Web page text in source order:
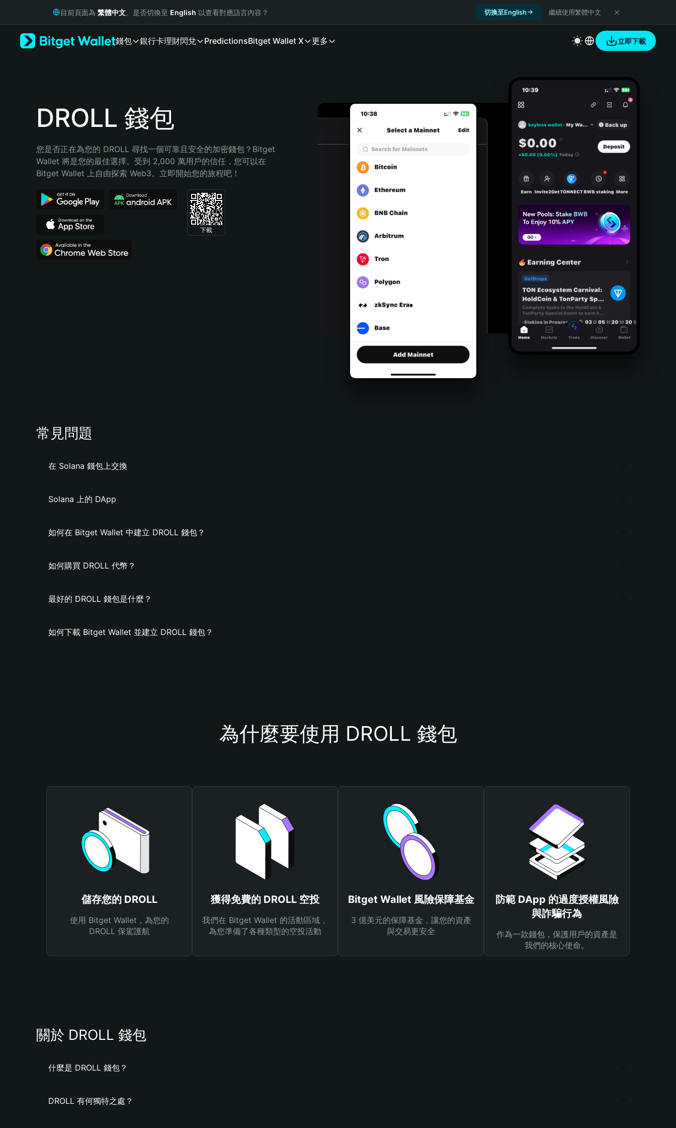
Русский
Bahasa Indonesia
Español (Argentina)
目前頁面為 繁體中文。是否切換至 English 以查看對應語言內容？ 切換至English 繼續使用繁體中文
錢包 銀行卡理財閃兌 PredictionsBitget Wallet X 更多 立即下載
DROLL 錢包
您是否正在為您的 DROLL 尋找一個可靠且安全的加密錢包？Bitget
Wallet 將是您的最佳選擇。受到 2,000 萬用戶的信任，您可以在
Bitget Wallet 上自由探索 Web3。立即開始您的旅程吧！
下載
常見問題
在 Solana 錢包上交換
Solana 上的 DApp
如何在 Bitget Wallet 中建立 DROLL 錢包？
如何購買 DROLL 代幣？
最好的 DROLL 錢包是什麼？
如何下載 Bitget Wallet 並建立 DROLL 錢包？
為什麼要使用 DROLL 錢包
儲存您的 DROLL
使用 Bitget Wallet，為您的
DROLL 保駕護航
獲得免費的 DROLL 空投
我們在 Bitget Wallet 的活動區域，
為您準備了各種類型的空投活動
Bitget Wallet 風險保障基金
3 億美元的保障基金，讓您的資產
與交易更安全
防範 DApp 的過度授權風險
與詐騙行為
作為一款錢包，保護用戶的資產是
我們的核心使命。
關於 DROLL 錢包
什麼是 DROLL 錢包？
DROLL 有何獨特之處？